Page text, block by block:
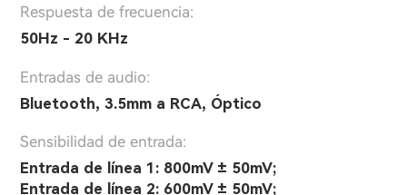
Respuesta de frecuencia:
50Hz - 20 KHz
Entradas de audio:
Bluetooth, 3.5mm a RCA, Óptico
Sensibilidad de entrada:
Entrada de línea 1: 800mV ± 50mV;
Entrada de línea 2: 600mV ± 50mV;